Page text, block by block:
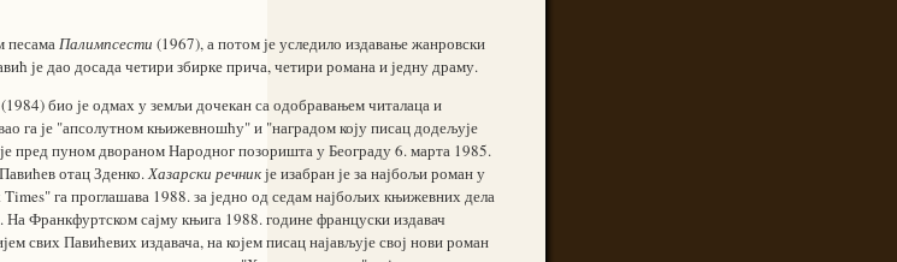
песамаПалимпсести (1967), а потом је уследило издавање жанровски
је дао досада четири збирке прича, четири романа и једну драму.
(1984) био је одмах у земљи дочекан са одобравањем читалаца и
га је "апсолутном књижевношћу" и "наградом коју писац додељује
пред пуном двораном Народног позоришта у Београду 6. марта 1985.
отац Зденко.Хазарски речникје изабран је за најбољи роман у
га проглашава 1988. за једно од седам најбољих књижевних дела
Франкфуртском сајму књига 1988. године француски издавач
свих Павићевих издавача, на којем писац најављује свој нови роман